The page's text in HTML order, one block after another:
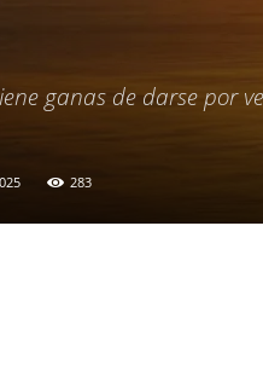
ganas de darse por
283